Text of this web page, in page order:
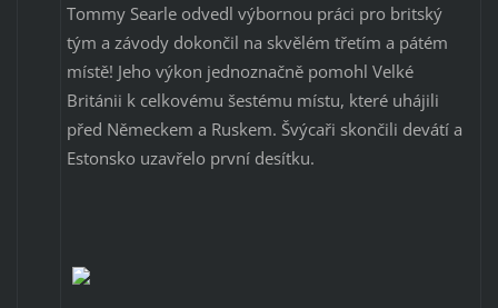
Tommy Searle odvedl výbornou práci pro britský
tým a závody dokončil na skvělém třetím a pátém
místě! Jeho výkon jednoznačně pomohl Velké
Británii k celkovému šestému místu, které uhájili
před Německem a Ruskem. Švýcaři skončili devátí a
Estonsko uzavřelo první desítku.